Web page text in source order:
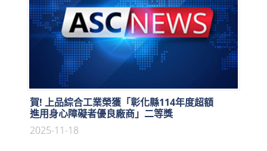
賀! 上品綜合工業榮獲「彰化縣114年度超額
進用身心障礙者優良廠商」二等獎
2025-11-18